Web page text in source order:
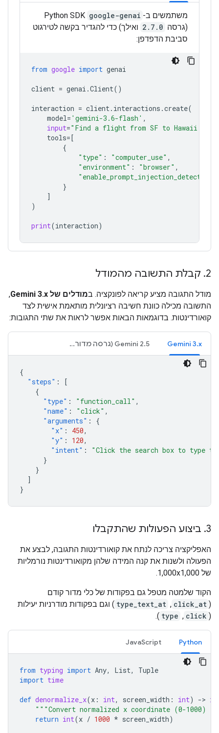
משתמשים ב- google-genai
Python SDK
(גרסה 2.7.0 ואילך) כדי להגדיר בקשה לטירגוט
סביבת הדפדפן:
from google import genai
client = genai .Client()
interaction = client. interactions .create(
model= 'gemini-3.6-flash' ,
input="Find a flight from SF to Hawaii on
tools=[
{
"type" : "computer_use" ,
"environment" : "browser" ,
"enable_prompt_injection_detection"
}
]
)
print(interaction)
2
. קבלת התשובה מהמודל
מודל התגובה מציע קריאה לפונקציה. במודלים של Gemini 3.x
,
התשובה מכילה כוונת חשיבה רציונלית מותאמת אישית לצד
קואורדינטות. בדוגמאות הבאות אפשר לראות את שתי התגובות:
‫Gemini 3.x ‫Gemini 2.5 (גרסה מדור קודם)
{
"steps" :
[
{
"type" : "function_call" ,
"name" : "click" ,
"arguments" :
{
"x" : 450,
"y" : 120,
"intent" :
"Click the search box to type
}
}
]
}
3
. ביצוע הפעולות שהתקבלו
האפליקציה צריכה לנתח את קואורדינטות התגובה, לבצע את
הפעולה ולשנות את קנה המידה שלהן מקואורדינטות נורמליות
של 1,000x1,000.
הקוד שלמטה מטפל גם בפקודות של כלי מדור קודם
(
click_at
,
type_text_at ) וגם בפקודות מודרניות יעילות
(
click
,
type
).
Python
JavaScript
from typing import Any, List,
Tuple
import time
def denormalize_x(x : int, screen_width : int) ->
"""Convert normalized x coordinate (0-1000)
return int(x / 1000 * screen_width)